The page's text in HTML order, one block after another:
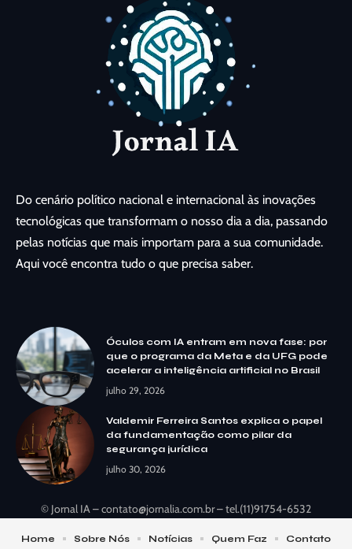
Do cenário político nacional e internacional às inovações
tecnológicas que transformam o nosso dia a dia, passando
pelas notícias que mais importam para a sua comunidade.
Aqui você encontra tudo o que precisa saber.
Óculos com IA entram em nova fase: por
que o programa da Meta e da UFG pode
acelerar a inteligência artificial no Brasil
julho 29, 2026
Valdemir Ferreira Santos explica o papel
da fundamentação como pilar da
segurança jurídica
julho 30, 2026
© Jornal IA –contato@jornalia.com.br– tel.(11)91754-6532
Home Sobre Nós Notícias Quem Faz Contato